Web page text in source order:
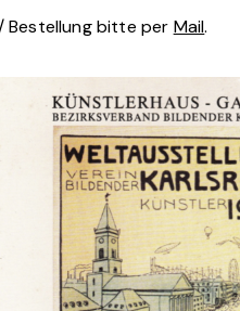
Bestellung bitte per Mail.